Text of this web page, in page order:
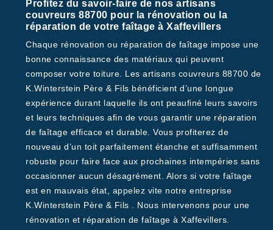
Profitez du savoir-faire de nos artisans
couvreurs 88700 pour la rénovation ou la
réparation de votre faîtage à Xaffevillers
Chaque rénovation ou réparation de faîtage impose une
bonne connaissance des matériaux qui peuvent
composer votre toiture. Les artisans couvreurs 88700 de
K.Winterstein Père & Fils bénéficient d’une longue
expérience durant laquelle ils ont peaufiné leurs savoirs
et leurs techniques afin de vous garantir une réparation
de faîtage efficace et durable. Vous profiterez de
nouveau d’un toit parfaitement étanche et suffisamment
robuste pour faire face aux prochaines intempéries sans
occasionner aucun désagrément. Alors si votre faîtage
est en mauvais état, appelez vite notre entreprise
K.Winterstein Père & Fils . Nous intervenons pour une
rénovation et réparation de faîtage à Xaffevillers.